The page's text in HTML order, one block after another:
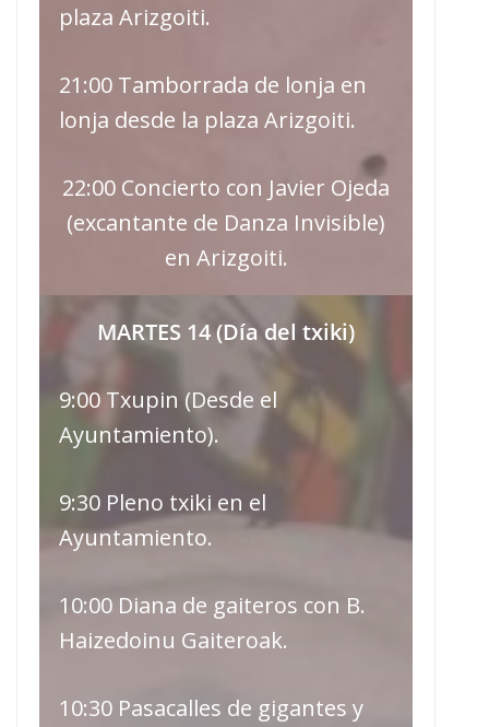
plaza Arizgoiti.
21:00 Tamborrada de lonja en
lonja desde la plaza Arizgoiti.
22:00 Concierto con Javier Ojeda
(excantante de Danza Invisible)
en Arizgoiti.
MARTES 14 (Día del txiki)
9:00 Txupin (Desde el
Ayuntamiento).
9:30 Pleno txiki en el
Ayuntamiento.
10:00 Diana de gaiteros con B.
Haizedoinu Gaiteroak.
10:30 Pasacalles de gigantes y